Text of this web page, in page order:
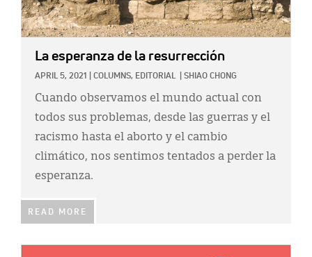
La esperanza de la resurrección
APRIL 5, 2021 COLUMNS, EDITORIAL SHIAO CHONG
Cuando observamos el mundo actual con
todos sus problemas, desde las guerras y el
racismo hasta el aborto y el cambio
climático, nos sentimos tentados a perder la
esperanza.
READ MORE